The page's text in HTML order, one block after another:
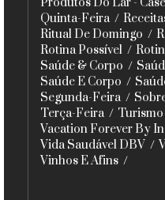
Quinta-Feira
Ritual De Domingo
Rotina Possível
Saúde & Corpo
Saúde E Corpo
Segunda-Feira
Terça-Feira
Turismo
Vacation Forever By
Vida Saudável DBV
Vinhos E Afins